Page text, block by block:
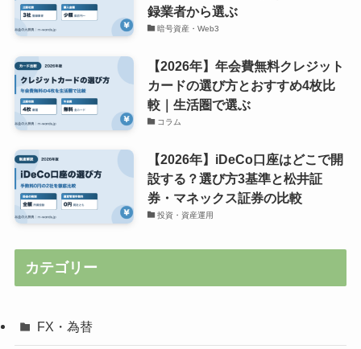
録業者から選ぶ
暗号資産・Web3
【2026年】年会費無料クレジット
カードの選び方とおすすめ4枚比
較｜生活圏で選ぶ
コラム
【2026年】iDeCo口座はどこで開
設する？選び方3基準と松井証
券・マネックス証券の比較
投資・資産運用
カテゴリー
FX・為替